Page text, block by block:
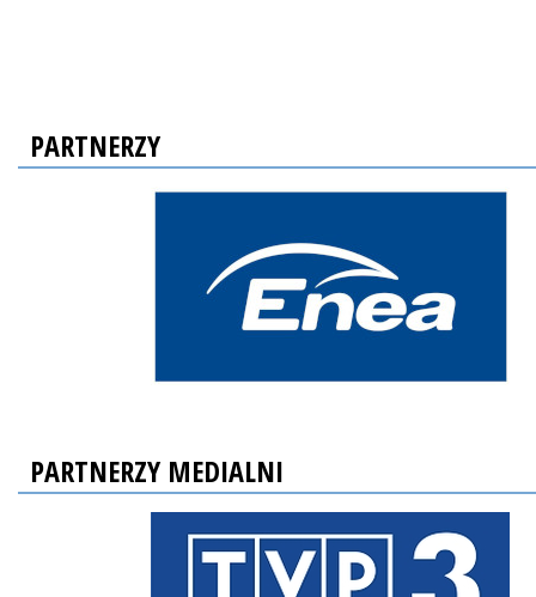
PARTNERZY
PARTNERZY MEDIALNI